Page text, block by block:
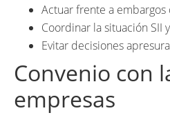
Actuar frente a embargos
Coordinar la situación SII
Evitar decisiones
Convenio con
empresas